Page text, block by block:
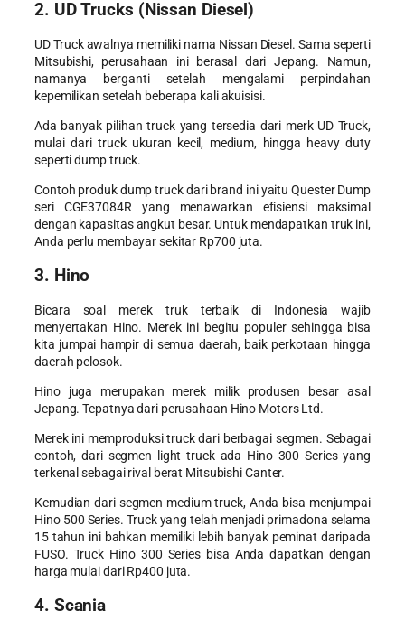
2. UD Trucks (Nissan Diesel)
UD Truck awalnya memiliki nama Nissan Diesel. Sama seperti
Mitsubishi, perusahaan ini berasal dari Jepang. Namun,
namanya berganti setelah mengalami perpindahan
kepemilikan setelah beberapa kali akuisisi.
Ada banyak pilihan truck yang tersedia dari merk UD Truck,
mulai dari truck ukuran kecil, medium, hingga heavy duty
seperti dump truck.
Contoh produk dump truck dari brand ini yaitu Quester Dump
seri CGE37084R yang menawarkan efisiensi maksimal
dengan kapasitas angkut besar. Untuk mendapatkan truk ini,
Anda perlu membayar sekitar Rp700 juta.
3. Hino
Bicara soal merek truk terbaik di Indonesiawajib
menyertakan Hino. Merek ini begitu populer sehingga bisa
kita jumpai hampir di semua daerah, baik perkotaan hingga
daerah pelosok.
Hino juga merupakan merek milik produsen besar asal
Jepang. Tepatnya dari perusahaan Hino Motors Ltd.
Merek ini memproduksi truck dari berbagai segmen. Sebagai
contoh, dari segmen light truck ada Hino 300 Series yang
terkenal sebagai rival berat Mitsubishi Canter.
Kemudian dari segmen medium truck, Anda bisa menjumpai
Hino 500 Series. Truck yang telah menjadi primadona selama
15 tahun ini bahkan memiliki lebih banyak peminat daripada
FUSO. Truck Hino 300 Series bisa Anda dapatkan dengan
harga mulai dari Rp400 juta.
4. Scania